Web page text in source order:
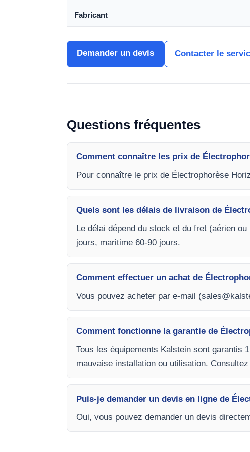
Fabricant
Demander un devis Contacter le
Questions fréquentes
Comment connaître les prix de
Pour connaître le prix de Électrophorèse
Quels sont les délais de livraison de
Le délai dépend du stock et du fret (aérien
jours, maritime 60-90 jours.
Comment effectuer un achat de
Vous pouvez acheter par e-mail (
Comment fonctionne la garantie de
Tous les équipements Kalstein sont garantis
mauvaise installation ou utilisation.
Puis-je demander un devis en ligne de
Oui, vous pouvez demander un devis